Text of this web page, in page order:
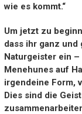
wie es kommt.“
Um jetzt zu
dass ihr ganz
Naturgeister ein –
Menehunes auf
irgendeine Form,
Dies sind die